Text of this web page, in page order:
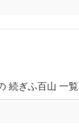
続ぎふ百山 一覧